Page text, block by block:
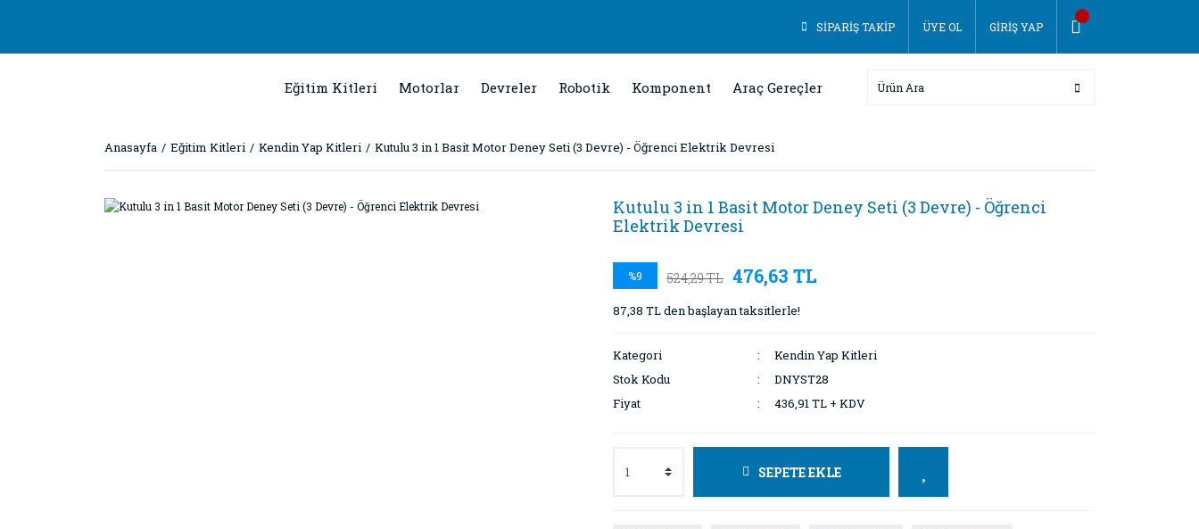
SİPARİŞ TAKİP ÜYE OL GİRİŞ YAP
Eğitim Kitleri Motorlar Devreler Robotik Komponent Araç Gereçler
Anasayfa Eğitim Kitleri Kendin Yap Kitleri Kutulu 3 in 1 Basit Motor Deney Seti (3 Devre) - Öğrenci Elektrik Devresi
Kutulu 3 in 1 Basit Motor Deney Seti (3 Devre) - Öğrenci
Elektrik Devresi
%9 524,29 TL 476,63 TL
87,38 TL den başlayan taksitlerle!
Kategori
Kendin Yap Kitleri
Stok Kodu
DNYST28
Fiyat
436,91 TL + KDV
SEPETE EKLE